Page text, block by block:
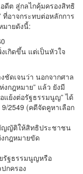
ดีต สู่กลไกคุ้มครองสิทธิ
ที่อาจกระทบต่อหลักการ
มายดังนี้:
เกิดขึ้น แต่เป็นหัวใจ
ชัดเจนว่า นอกจากศาล
กฎหมาย” แล้ว ยังมี
แย้งต่อรัฐธรรมนูญ” ได้
2549 (คดีจัดคูหาเลือก
ญญัติให้สิทธิประชาชน
กฎหมายขัด
รัฐธรรมนูญหรือ
กครอง